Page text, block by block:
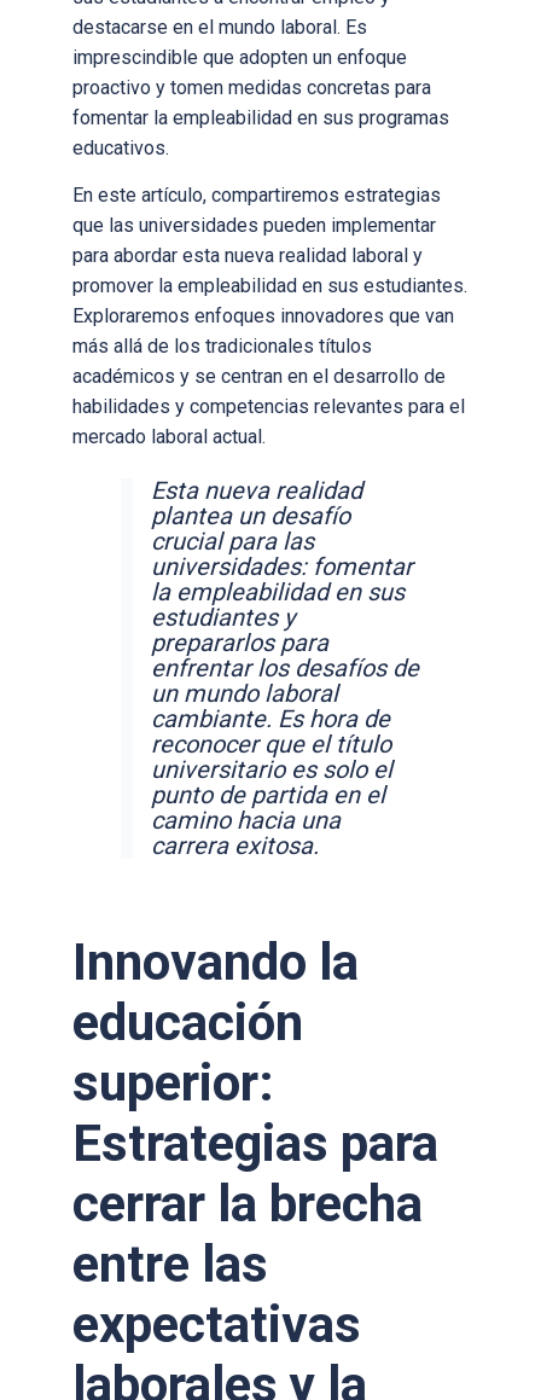
destacarse en el mundo laboral. Es
imprescindible que adopten un enfoque
proactivo y tomen medidas concretas para
fomentar la empleabilidad en sus programas
educativos.
En este artículo, compartiremos estrategias
que las universidades pueden implementar
para abordar esta nueva realidad laboral y
promover la empleabilidad en sus estudiantes.
Exploraremos enfoques innovadores que van
más allá de los tradicionales títulos
académicos y se centran en el desarrollo de
habilidades y competencias relevantes para el
mercado laboral actual.
Esta nueva realidad
plantea un desafío
crucial para las
universidades: fomentar
la empleabilidad en sus
estudiantes y
prepararlos para
enfrentar los desafíos de
un mundo laboral
cambiante. Es hora de
reconocer que el título
universitario es solo el
punto de partida en el
camino hacia una
carrera exitosa.
Innovando la
educación
superior:
Estrategias para
cerrar la brecha
entre las
expectativas
laborales y la